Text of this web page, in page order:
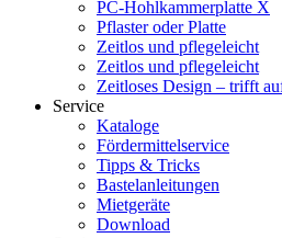
PC-Hohlkammerplatte X
Pflaster oder Platte
Zeitlos und pflegeleicht
Zeitlos und pflegeleicht
Zeitloses Design – trifft
Service
Kataloge
Fördermittelservice
Tipps & Tricks
Bastelanleitungen
Mietgeräte
Download